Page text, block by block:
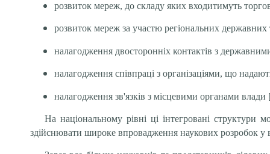
розвиток мереж, до складу яких входитимуть
розвиток мереж за участю регіональних державних
налагодження двосторонніх контактів з
налагодження співпраці з організаціями, що
налагодження зв'язків з місцевими органами влади
На національному рівні ці інтегровані структури
здійснювати широке впровадження наукових розробок у